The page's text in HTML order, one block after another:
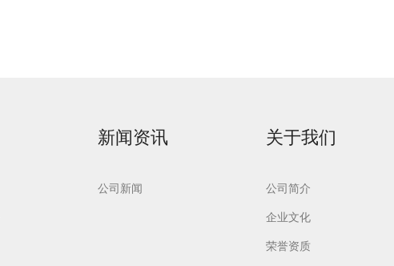
新闻资讯
公司新闻
关于我们
公司简介
企业文化
荣誉资质